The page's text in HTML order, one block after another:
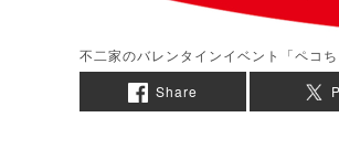
不二家のバレンタインイベント「ペコ
Share